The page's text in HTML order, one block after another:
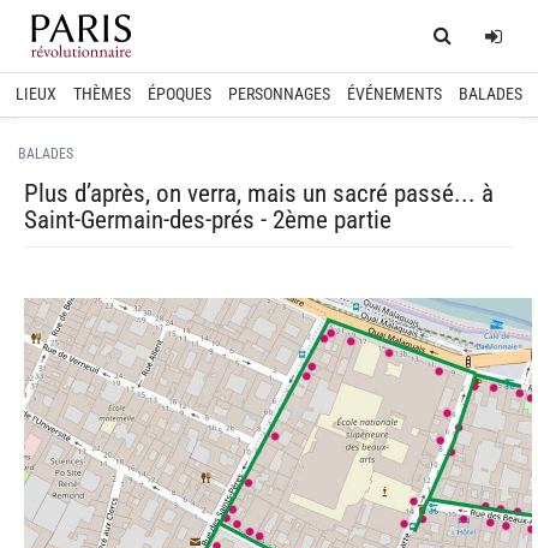
Home
LIEUX THÈMES ÉPOQUES PERSONNAGES ÉVÉNEMENTS BALADES
BALADES
Plus d’après, on verra, mais un sacré passé... à
Saint-Germain-des-prés - 2ème partie